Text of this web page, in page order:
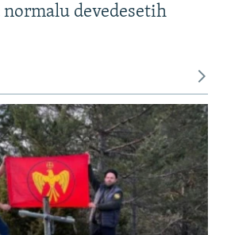
devedesetih